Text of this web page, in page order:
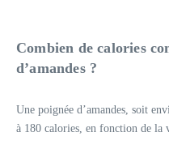
Combien de calories
d’amandes ?
Une poignée d’amandes, soit
à 180 calories, en fonction de la